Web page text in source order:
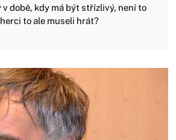
v době, kdy má být střízlivý, není to
to ale museli hrát?